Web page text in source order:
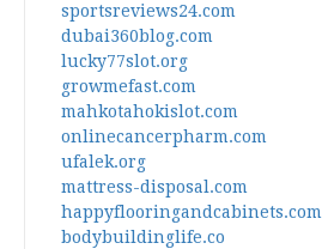
sportsreviews24.com
dubai360blog.com
lucky77slot.org
growmefast.com
mahkotahokislot.com
onlinecancerpharm.com
ufalek.org
mattress-disposal.com
happyflooringandcabinets.com
bodybuildinglife.co